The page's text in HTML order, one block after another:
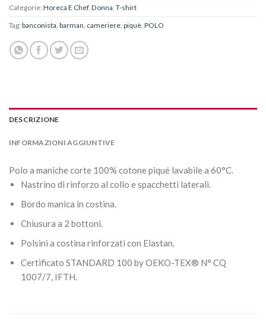
Categorie: Horeca E Chef, Donna T-shirt
Tag: banconista barman cameriere piquè POLO
DESCRIZIONE
INFORMAZIONI AGGIUNTIVE
Polo a maniche corte 100% cotone piqué lavabile a 60°C.
Nastrino di rinforzo al collo e spacchetti laterali.
Bordo manica in costina.
Chiusura a 2 bottoni.
Polsini a costina rinforzati con Elastan.
Certificato STANDARD 100 by OEKO-TEX® N° CQ
1007/7, IFTH.